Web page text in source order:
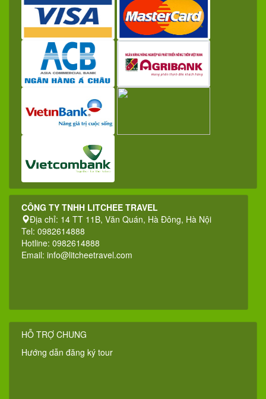
CÔNG TY TNHH LITCHEE TRAVEL
Địa chỉ: 14 TT 11B, Văn Quán, Hà Đông, Hà Nội
Tel: 0982614888
Hotline: 0982614888
Email: info@litcheetravel.com
HỖ TRỢ CHUNG
Hướng dẫn đăng ký tour